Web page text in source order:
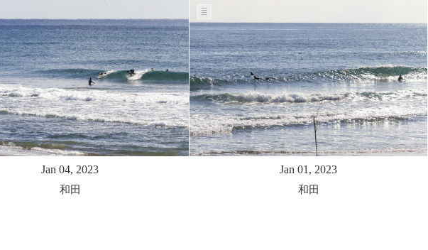
Jan 04, 2023
和田
Jan 01, 2023
和田